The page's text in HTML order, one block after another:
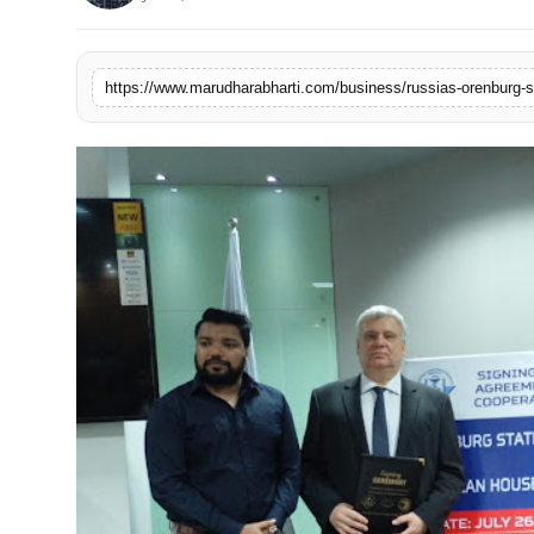
https://www.marudharabharti.com/business/russias-orenburg-